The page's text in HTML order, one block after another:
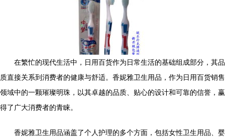
在繁忙的现代生活中，日用百货作为日常生活的基础组成部分，其品
质直接关系到消费者的健康与舒适。香妮雅卫生用品，作为日用百货销售
领域中的一颗璀璨明珠，以其卓越的品质、贴心的设计和可靠的信誉，赢
得了广大消费者的青睐。
香妮雅卫生用品涵盖了个人护理的多个方面，包括女性卫生用品、婴